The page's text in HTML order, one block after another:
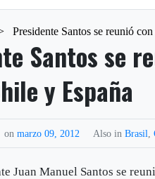
Presidente Santos se reunió
Santos se
y España
onmarzo 09, 2012 Also inBrasil ,
Juan Manuel Santos se